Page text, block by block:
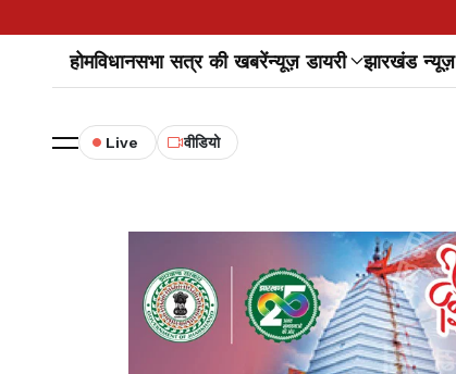
होमविधानसभा सत्र की खबरेंन्यूज़ डायरी झारखंड न्यूज़
Live वीडियो